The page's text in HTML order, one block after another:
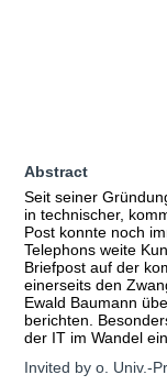
Abstract
Seit seiner
in technischer,
Post konnte noch
Telephons weite
Briefpost auf der
einerseits den
Ewald Baumann
berichten.
der IT im Wandel
Invited by o. Univ.-